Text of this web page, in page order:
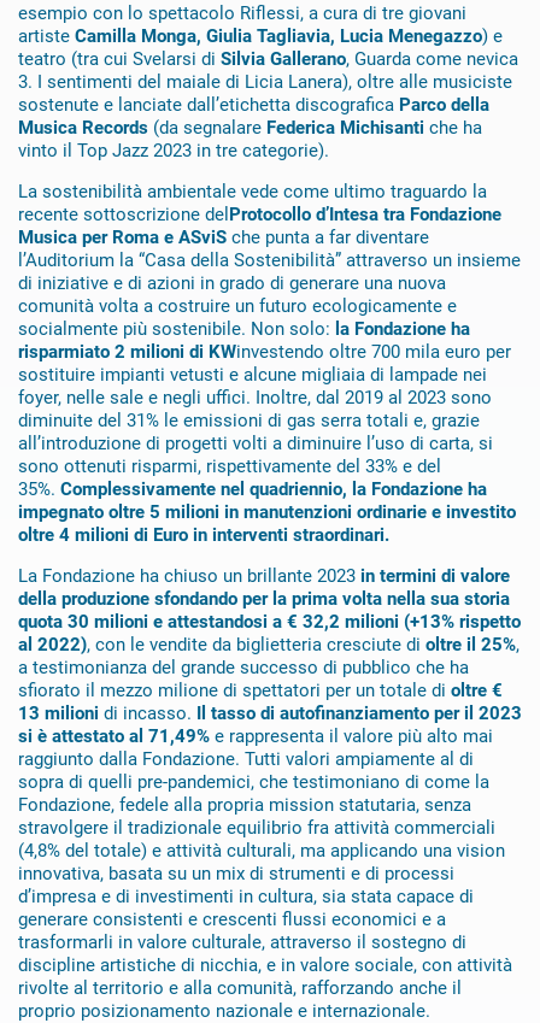
esempio con lo spettacolo Riflessi, a cura di tre giovani
artiste Camilla Monga, Giulia Tagliavia, Lucia Menegazzo) e
teatro (tra cui Svelarsi di Silvia Gallerano, Guarda come nevica
3. I sentimenti del maiale di Licia Lanera), oltre alle musiciste
sostenute e lanciate dall’etichetta discografica Parco della
Musica Records (da segnalare Federica Michisanti che ha
vinto il Top Jazz 2023 in tre categorie).
La sostenibilità ambientale vede come ultimo traguardo la
recente sottoscrizione del Protocollo d’Intesa tra Fondazione
Musica per Roma e ASviS che punta a far diventare
l’Auditorium la “Casa della Sostenibilità” attraverso un insieme
di iniziative e di azioni in grado di generare una nuova
comunità volta a costruire un futuro ecologicamente e
socialmente più sostenibile. Non solo: la Fondazione ha
risparmiato 2 milioni di KWinvestendo oltre 700 mila euro per
sostituire impianti vetusti e alcune migliaia di lampade nei
foyer, nelle sale e negli uffici. Inoltre, dal 2019 al 2023 sono
diminuite del 31% le emissioni di gas serra totali e, grazie
all’introduzione di progetti volti a diminuire l’uso di carta, si
sono ottenuti risparmi, rispettivamente del 33% e del
35%. Complessivamente nel quadriennio, la Fondazione ha
impegnato oltre 5 milioni in manutenzioni ordinarie e investito
oltre 4 milioni di Euro in interventi straordinari.
La Fondazione ha chiuso un brillante 2023 in termini di valore
della produzione sfondando per la prima volta nella sua storia
quota 30 milioni e attestandosi a € 32,2 milioni (+13% rispetto
al 2022), con le vendite da biglietteria cresciute di oltre il 25%,
a testimonianza del grande successo di pubblico che ha
sfiorato il mezzo milione di spettatori per un totale di oltre €
13 milioni di incasso. Il tasso di autofinanziamento per il 2023
si è attestato al 71,49% e rappresenta il valore più alto mai
raggiunto dalla Fondazione. Tutti valori ampiamente al di
sopra di quelli pre-pandemici, che testimoniano di come la
Fondazione, fedele alla propria mission statutaria, senza
stravolgere il tradizionale equilibrio fra attività commerciali
(4,8% del totale) e attività culturali, ma applicando una vision
innovativa, basata su un mix di strumenti e di processi
d’impresa e di investimenti in cultura, sia stata capace di
generare consistenti e crescenti flussi economici e a
trasformarli in valore culturale, attraverso il sostegno di
discipline artistiche di nicchia, e in valore sociale, con attività
rivolte al territorio e alla comunità, rafforzando anche il
proprio posizionamento nazionale e internazionale.